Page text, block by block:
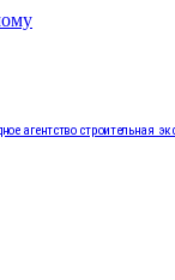
агентство строительная